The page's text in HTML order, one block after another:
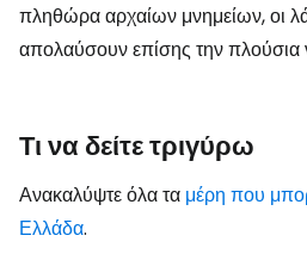
πληθώρα αρχαίων μνημείων, οι
απολαύσουν επίσης την πλούσια
Τι να δείτε τριγύρω
Ανακαλύψτε όλα τα μέρη που
Ελλάδα.